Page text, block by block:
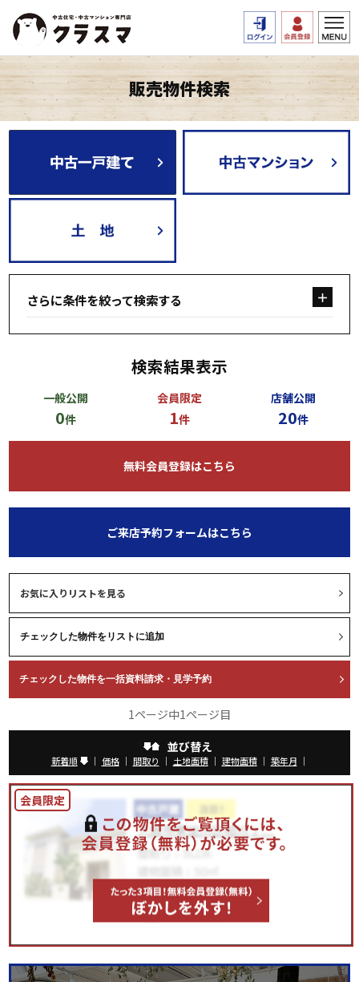
販売物件検索
さらに条件を絞って検索する
検索結果表示
一般公開
0件
会員限定
1件
店舗公開
20件
無料会員登録はこちら
ご来店予約フォームはこちら
お気に入りリストを見る
1ページ中1ページ目
並び替え
新着順 ｜ 価格｜ 間取り ｜ 土地面積｜ 建物面積｜ 築年月 ｜